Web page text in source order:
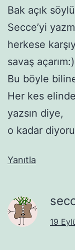
Bak açık
Secce’yi
herkese
savaş açarım:)
Bu böyle
Her kes
yazsın diye,
o kadar
Yanıtla
19